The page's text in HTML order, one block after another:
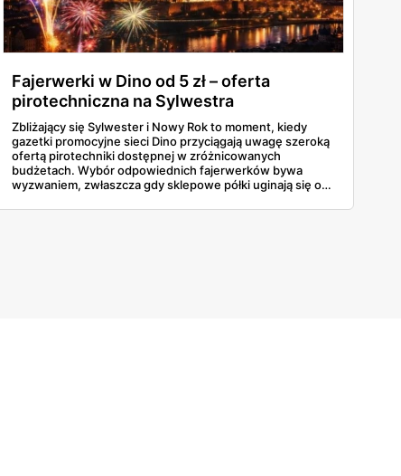
Fajerwerki w Dino od 5 zł – oferta
pirotechniczna na Sylwestra
Zbliżający się Sylwester i Nowy Rok to moment, kiedy
gazetki promocyjne sieci Dino przyciągają uwagę szeroką
ofertą pirotechniki dostępnej w zróżnicowanych
budżetach. Wybór odpowiednich fajerwerków bywa
wyzwaniem, zwłaszcza gdy sklepowe półki uginają się od
klasycznych zestawów rakiet, a różnice w cenie nie